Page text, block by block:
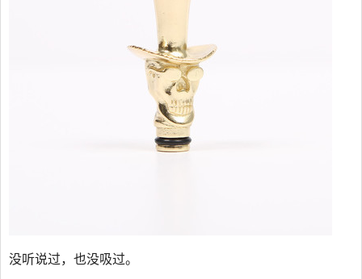
没听说过，也没吸过。